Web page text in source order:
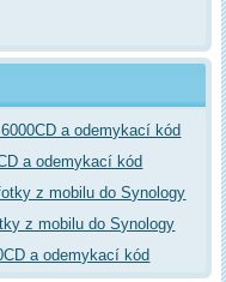
a odemykací kód
a odemykací kód
z mobilu do Synology
z mobilu do Synology
a odemykací kód